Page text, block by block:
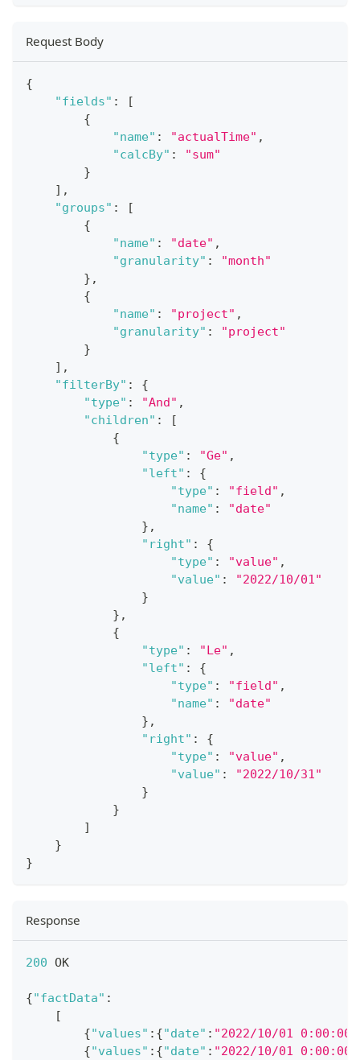
Request Body
{
"fields" :
[
{
"name" : "actualTime" ,
"calcBy" :
"sum"
}
] ,
"groups" :
[
{
"name" : "date" ,
"granularity" :
"month"
} ,
{
"name" : "project" ,
"granularity" :
"project"
}
] ,
"filterBy" :
{
"type" : "And" ,
"children" :
[
{
"type" : "Ge" ,
"left" :
{
"type" : "field" ,
"name" :
"date"
} ,
"right" :
{
"type" : "value" ,
"value" :
"2022/10/01"
}
} ,
{
"type" : "Le" ,
"left" :
{
"type" : "field" ,
"name" :
"date"
} ,
"right" :
{
"type" : "value" ,
"value" :
"2022/10/31"
}
}
]
}
}
Response
200 OK
{"factData" :
[
{"values" : {"date" : "2022/10/01 0:00:00"
{"values" : {"date" : "2022/10/01 0:00:00"